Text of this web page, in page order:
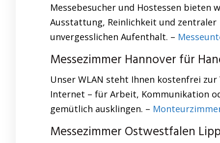
Messebesucher und Hostessen
Ausstattung, Reinlichkeit und
unvergesslichen Aufenthalt. –
Messezimmer Hannover für
Unser WLAN steht Ihnen kostenfrei
Internet – für Arbeit, Kommunikation
gemütlich ausklingen. –
Messezimmer Ostwestfalen